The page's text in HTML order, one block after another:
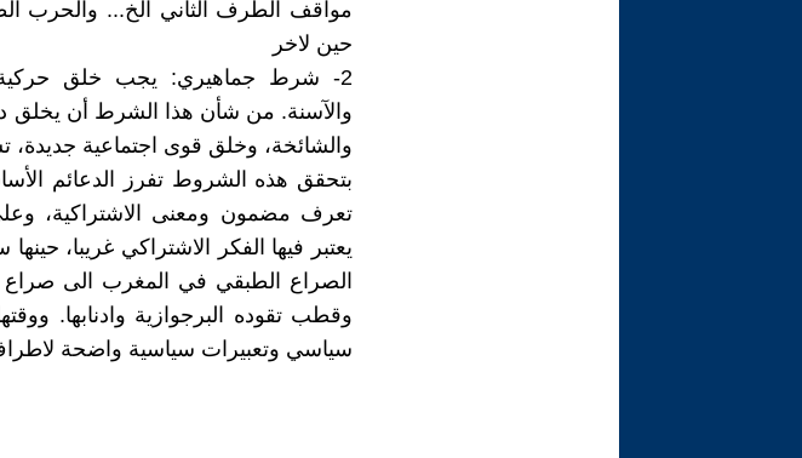
مواقف الطرف الثاني الخ... والحرب
حين لاخر
2- شرط جماهيري: يجب خلق حركية
والآسنة. من شأن هذا الشرط أن يخلق
والشائخة، وخلق قوى اجتماعية جديدة،
بتحقق هذه الشروط تفرز الدعائم
تعرف مضمون ومعنى الاشتراكية، وعلى
يعتبر فيها الفكر الاشتراكي غريبا،
الصراع الطبقي في المغرب الى
وقطب تقوده البرجوازية وادنابها.
سياسي وتعبيرات سياسية واضحة